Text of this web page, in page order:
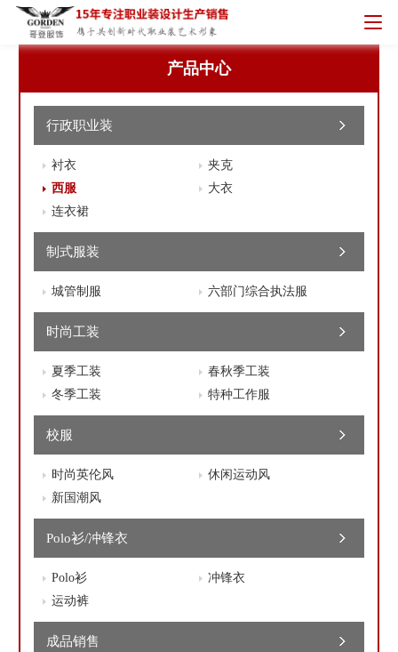
产品中心
行政职业装
衬衣
夹克
西服
大衣
连衣裙
制式服装
城管制服 六部门综合执法服
时尚工装
夏季工装
春秋季工装
冬季工装
特种工作服
校服
时尚英伦风
休闲运动风
新国潮风
Polo衫/冲锋衣
Polo衫
冲锋衣
运动裤
成品销售